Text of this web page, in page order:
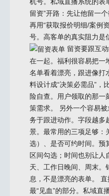
留资”开路：先让他留一
再用“获取报价明细/案例
号。高客单的真实阻力是
留资要跟互
在一起。福利很容易把一
名单看着漂亮，跟进像打
料设计成“决策必需品”，
险自查。用户领取的那
策需求。 另外一个容易
务于跟进动作。字段越多
景。最常用的三项足够：
选）、是否可约时间。预
区间勾选；时间也别让人
天、工作日晚间、周末。
息，不是漂亮的表单。
最“见血”的部分。私域直